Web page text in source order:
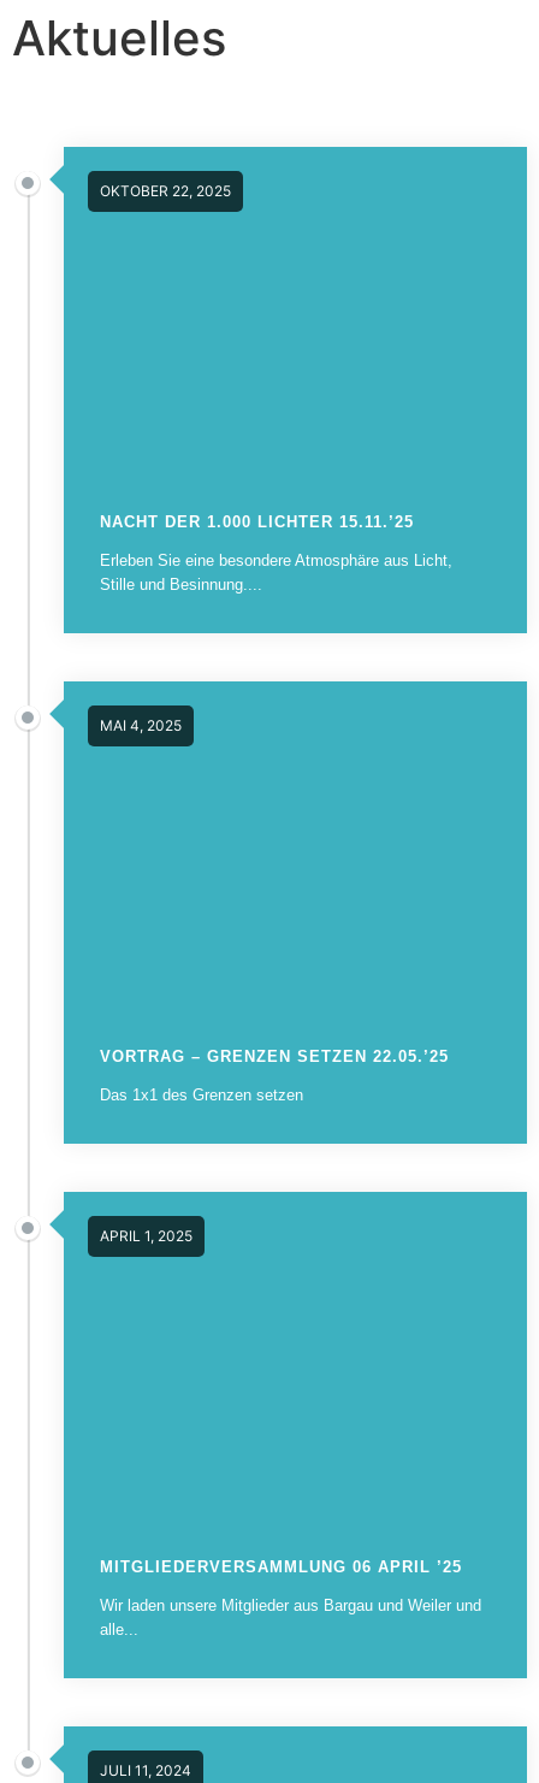
Aktuelles
OKTOBER 22, 2025
NACHT DER 1.000 LICHTER 15.11.’25
Erleben Sie eine besondere Atmosphäre aus Licht,
Stille und Besinnung....
MAI 4, 2025
VORTRAG – GRENZEN SETZEN 22.05.’25
Das 1x1 des Grenzen setzen
APRIL 1, 2025
MITGLIEDERVERSAMMLUNG 06 APRIL ’25
Wir laden unsere Mitglieder aus Bargau und Weiler und
alle...
JULI 11, 2024